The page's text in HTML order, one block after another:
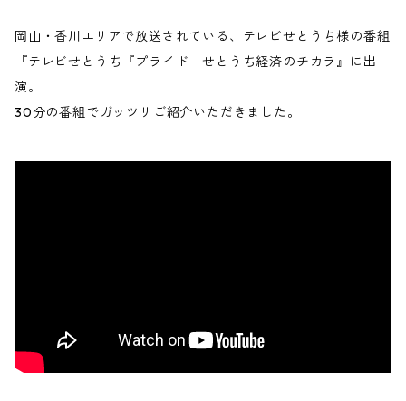
岡山・香川エリアで放送されている、テレビせとうち様の番組
『テレビせとうち『プライド せとうち経済のチカラ』に出
演。
30分の番組でガッツリご紹介いただきました。